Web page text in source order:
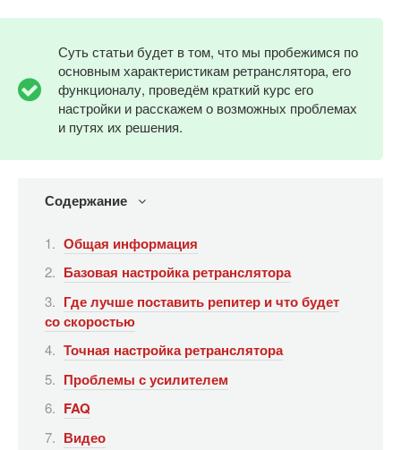
Суть статьи будет в том, что мы пробежимся по
основным характеристикам ретранслятора, его
функционалу, проведём краткий курс его
настройки и расскажем о возможных проблемах
и путях их решения.
Содержание
Общая информация
Базовая настройка ретранслятора
Где лучше поставить репитер и что будет
со скоростью
Точная настройка ретранслятора
Проблемы с усилителем
FAQ
Видео